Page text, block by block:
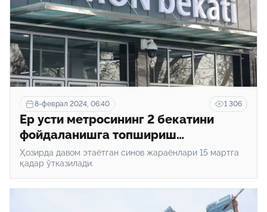
8-феврал 2024, 06:40 1 306
Ер усти метросининг 2 бекатини
фойдаланишга топшириш
режалаштирилмоқда
Ҳозирда давом этаётган синов жараёнлари 15 мартга
қадар ўтказилади.